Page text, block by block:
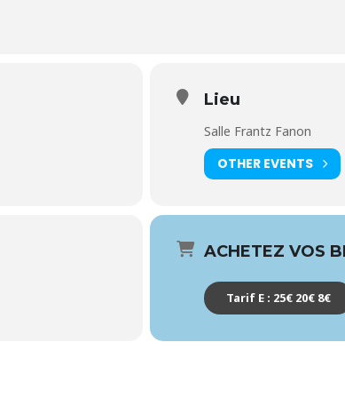
Lieu
Salle Frantz Fanon
OTHER EVENTS
ACHETEZ VOS
Tarif E : 25€ 20€ 8€